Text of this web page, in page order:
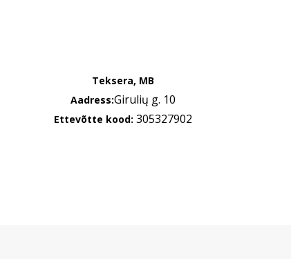
Teksera, MB
Aadress:Girulių g. 10
Ettevõtte kood: 305327902